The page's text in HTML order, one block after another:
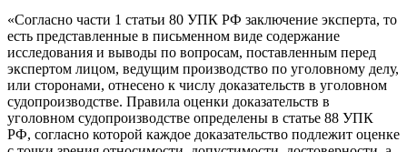
«Согласно части 1 статьи 80 УПК РФ заключение эксперта, то
есть представленные в письменном виде содержание
исследования и выводы по вопросам, поставленным перед
экспертом лицом, ведущим производство по уголовному делу,
или сторонами, отнесено к числу доказательств в уголовном
судопроизводстве. Правила оценки доказательств в
уголовном судопроизводстве определены в статье 88 УПК
РФ, согласно которой каждое доказательство подлежит оценке